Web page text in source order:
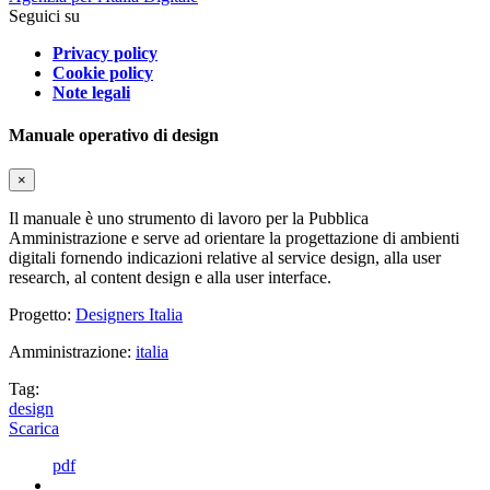
Seguici su
Privacy policy
Cookie policy
Note legali
Manuale operativo di design
×
Il manuale è uno strumento di lavoro per la Pubblica
Amministrazione e serve ad orientare la progettazione di ambienti
digitali fornendo indicazioni relative al service design, alla user
research, al content design e alla user interface.
Progetto: Designers Italia
Amministrazione: italia
Tag:
design
Scarica
pdf